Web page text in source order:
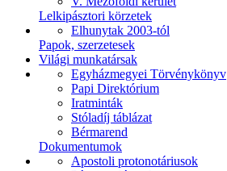
Lelkipásztori körzetek
Elhunytak 2003-tól
Papok, szerzetesek
Világi munkatársak
Egyházmegyei Törvénykönyv
Papi Direktórium
Iratminták
Stóladíj táblázat
Bérmarend
Dokumentumok
Apostoli protonotáriusok